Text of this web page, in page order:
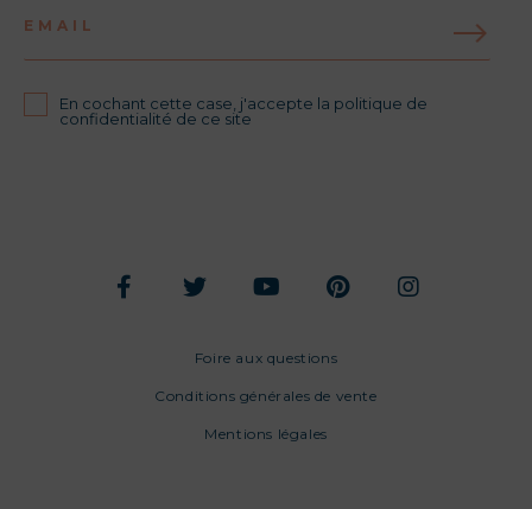
EMAIL
En cochant cette case, j'accepte la politique de
confidentialité de ce site
Foire aux questions
Conditions générales de vente
Mentions légales